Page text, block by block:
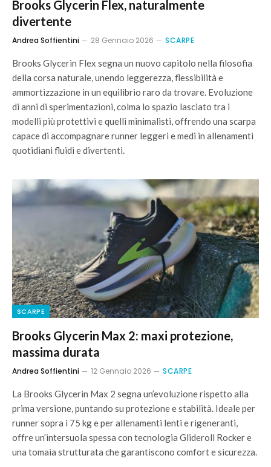
Brooks Glycerin Flex, naturalmente
divertente
Andrea Soffientini 28 Gennaio 2026 SCARPE
Brooks Glycerin Flex segna un nuovo capitolo nella filosofia
della corsa naturale, unendo leggerezza, flessibilità e
ammortizzazione in un equilibrio raro da trovare. Evoluzione
di anni di sperimentazioni, colma lo spazio lasciato tra i
modelli più protettivi e quelli minimalisti, offrendo una scarpa
capace di accompagnare runner leggeri e medi in allenamenti
quotidiani fluidi e divertenti.
SCARPE
Brooks Glycerin Max 2: maxi protezione,
massima durata
Andrea Soffientini 12 Gennaio 2026 SCARPE
La Brooks Glycerin Max 2 segna un’evoluzione rispetto alla
prima versione, puntando su protezione e stabilità. Ideale per
runner sopra i 75 kg e per allenamenti lenti e rigeneranti,
offre un’intersuola spessa con tecnologia Glideroll Rocker e
una tomaia strutturata che garantiscono comfort e sicurezza.